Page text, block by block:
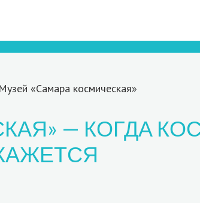
Музей «Самара космическая»
— КОГДА